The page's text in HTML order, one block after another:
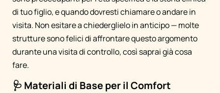
di tuo figlio, e quando dovresti chiamare o andare in
visita. Non esitare a chiederglielo in anticipo — molte
strutture sono felici di affrontare questo argomento
durante una visita di controllo, così saprai già cosa
fare.
🩺 Materiali di Base per il Comfort